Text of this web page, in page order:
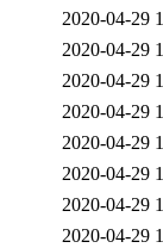
2020-04-29
2020-04-29
2020-04-29
2020-04-29
2020-04-29
2020-04-29
2020-04-29
2020-04-29